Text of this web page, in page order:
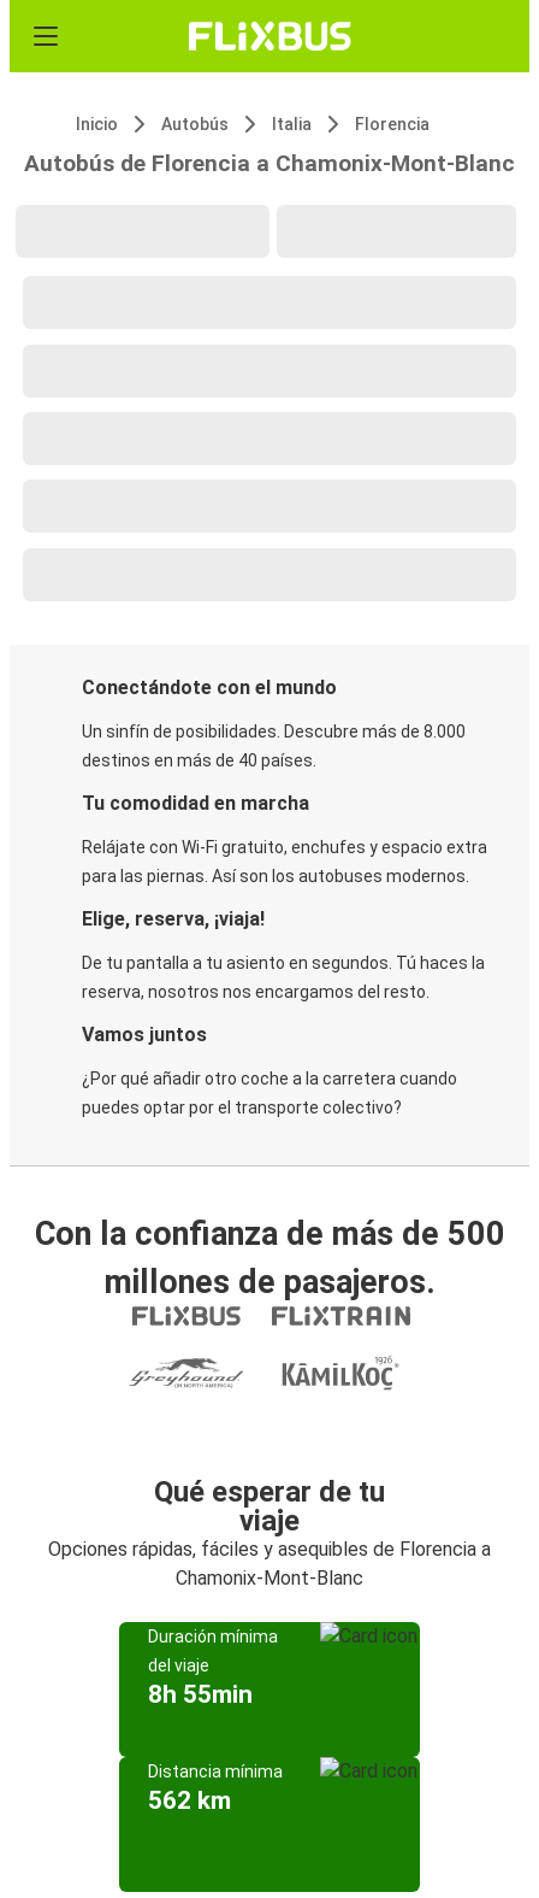
Inicio Autobús Italia Florencia
Autobús de Florencia a Chamonix-Mont-Blanc
Conectándote con el mundo
Un sinfín de posibilidades. Descubre más de 8.000
destinos en más de 40 países.
Tu comodidad en marcha
Relájate con Wi-Fi gratuito, enchufes y espacio extra
para las piernas. Así son los autobuses modernos.
Elige, reserva, ¡viaja!
De tu pantalla a tu asiento en segundos. Tú haces la
reserva, nosotros nos encargamos del resto.
Vamos juntos
¿Por qué añadir otro coche a la carretera cuando
puedes optar por el transporte colectivo?
Con la confianza de más de 500
millones de pasajeros.
Qué esperar de tu
viaje
Opciones rápidas, fáciles y asequibles de Florencia a
Chamonix-Mont-Blanc
Duración mínima
del viaje
8h 55min
Distancia mínima
562 km